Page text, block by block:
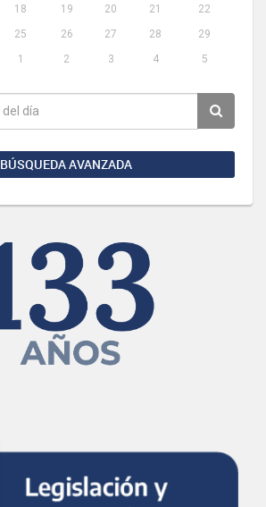
18 19 20 21
22
25 26 27 28
29
1 2 3 4 5
BÚSQUEDA AVANZADA